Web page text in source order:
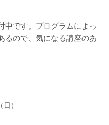
中です。プログラムによっ
るので、気になる講座のあ
）